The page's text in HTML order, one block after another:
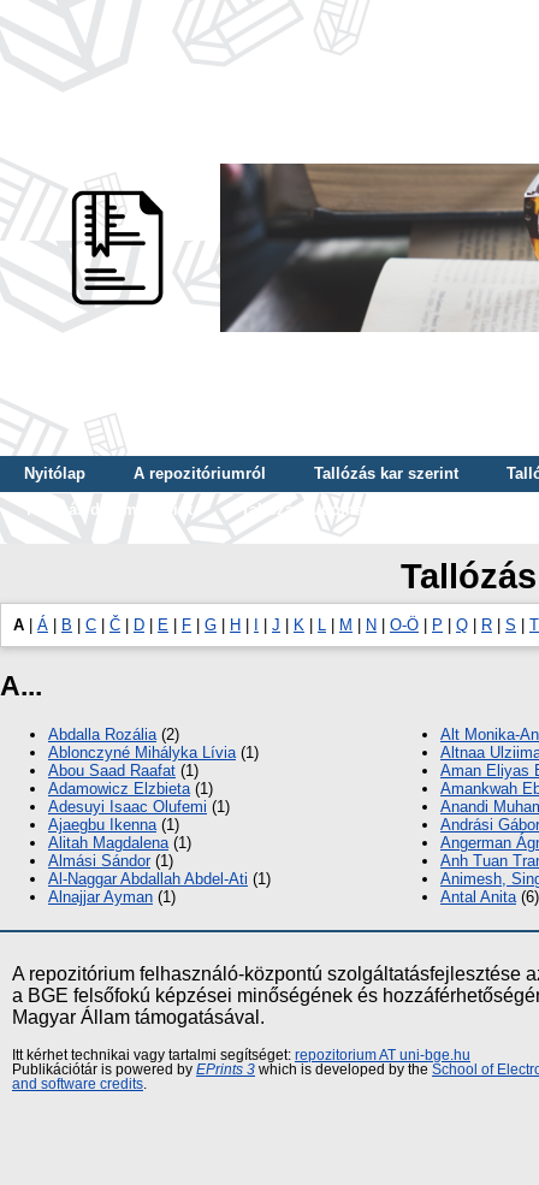
Nyitólap A repozitóriumról Tallózás kar szerint
Tallózás dátum szerint
Tallózás tudományterület szerint
A Á B C Č D E F G H J K L M N O-Ö P Q R S T
A...
Abdalla Rozália(2)
Ablonczyné Mihályka Lívia(1)
Abou Saad Raafat (1)
Adamowicz Elzbieta(1)
Adesuyi Isaac Olufemi (1)
Ajaegbu Ikenna(1)
Alitah Magdalena(1)
Almási Sándor(1)
Al-Naggar Abdallah Abdel-Ati (1)
Alnajjar Ayman (1)
Alt Monika-
Altnaa
Aman Eliyas
Amankwah
Anandi
Andrási Gábor
Angerman
Anh Tuan
Animesh,
Antal Anita(6)
A repozitórium felhasználó-központú szolgáltatásfejlesztése
a BGE felsőfokú képzései minőségének és
Magyar Állam támogatásával.
Itt kérhet technikai vagy tartalmi segítséget: repozitorium AT uni-bge.hu
Publikációtár is powered by EPrints 3 which is developed by the School of
and software credits